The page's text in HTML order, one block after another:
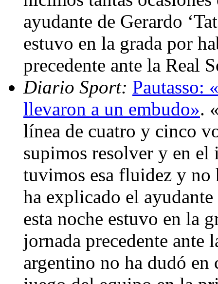
ayudante de Gerardo
estuvo en la grada por
precedente ante la Real
Diario Sport: Pautasso:
llevaron a un embudo».
línea de cuatro y cinco
supimos resolver y en
tuvimos esa fluidez y no
ha explicado el
esta noche estuvo en la
jornada precedente ante
argentino no ha dudó